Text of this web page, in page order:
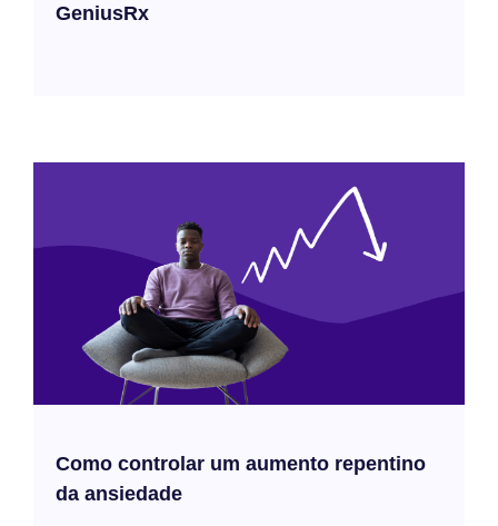
GeniusRx
Como controlar um aumento repentino
da ansiedade